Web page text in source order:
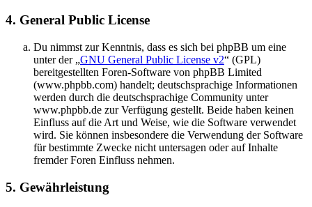
4. General Public License
Du nimmst zur Kenntnis, dass es sich bei phpBB um eine
unter der „GNU General Public License v2“ (GPL)
bereitgestellten Foren-Software von phpBB Limited
(www.phpbb.com) handelt; deutschsprachige Informationen
werden durch die deutschsprachige Community unter
www.phpbb.de zur Verfügung gestellt. Beide haben keinen
Einfluss auf die Art und Weise, wie die Software verwendet
wird. Sie können insbesondere die Verwendung der Software
für bestimmte Zwecke nicht untersagen oder auf Inhalte
fremder Foren Einfluss nehmen.
5. Gewährleistung